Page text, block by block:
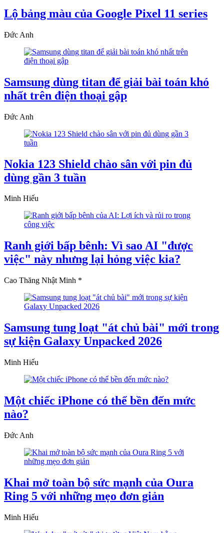
Lộ bảng màu của Google Pixel 11 series
Đức Anh
Samsung dùng titan để giải bài toán khó
nhất trên điện thoại gập
Đức Anh
Nokia 123 Shield chào sân với pin đủ
dùng gần 3 tuần
Minh Hiếu
Ranh giới bấp bênh: Vì sao AI "được
việc" này nhưng lại hỏng việc kia?
Cao Thăng Nhật Minh *
Samsung tung loạt "át chủ bài" mới trong
sự kiện Galaxy Unpacked 2026
Minh Hiếu
Một chiếc iPhone có thể bền đến mức
nào?
Đức Anh
Khai mở toàn bộ sức mạnh của Oura
Ring 5 với những mẹo đơn giản
Minh Hiếu